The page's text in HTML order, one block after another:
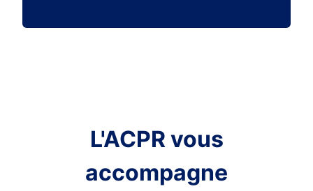
L'ACPR vous
accompagne